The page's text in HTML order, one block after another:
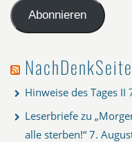
AdresseAbonnieren
Hinweise des Tages II
Leserbriefe zu
alle sterben!“ 7.